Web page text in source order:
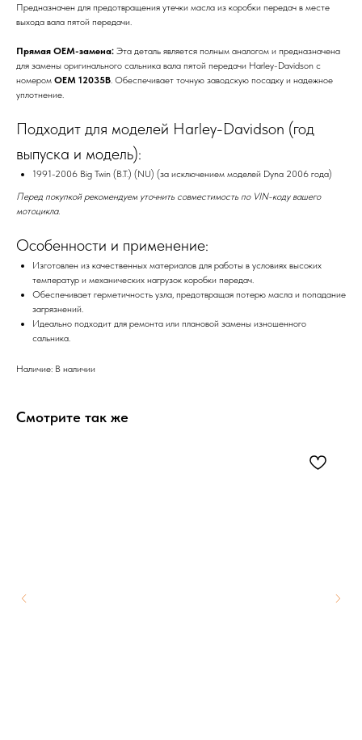
Предназначен для предотвращения утечки масла из коробки передач в месте
выхода вала пятой передачи.
Прямая OEM-замена: Эта деталь является полным аналогом и предназначена
для замены оригинального сальника вала пятой передачи Harley-Davidson с
номером OEM 12035B. Обеспечивает точную заводскую посадку и надежное
уплотнение.
Подходит для моделей Harley-Davidson (год
выпуска и модель):
1991-2006 Big Twin (B.T.) (NU) (за исключением моделей Dyna 2006 года)
Перед покупкой рекомендуем уточнить совместимость по VIN-коду вашего
мотоцикла.
Особенности и применение:
Изготовлен из качественных материалов для работы в условиях высоких
температур и механических нагрузок коробки передач.
Обеспечивает герметичность узла, предотвращая потерю масла и попадание
загрязнений.
Идеально подходит для ремонта или плановой замены изношенного
сальника.
Наличие: В наличии
Смотрите так же